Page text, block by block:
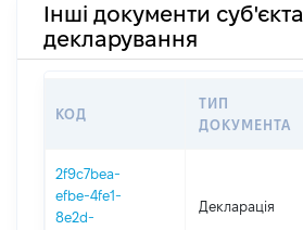
Інші документи суб'єкта
декларування
КОД
ТИП
ДОКУМЕНТА
2f9c7bea-
efbe-4fe1-
8e2d-
Декларація